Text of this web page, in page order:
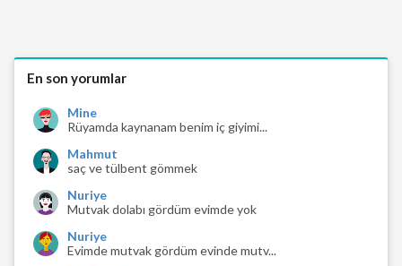
En son yorumlar
Mine
Rüyamda kaynanam benim iç giyimi...
Mahmut
saç ve tülbent gömmek
Nuriye
Mutvak dolabı gördüm evimde yok
Nuriye
Evimde mutvak gördüm evinde mutv...